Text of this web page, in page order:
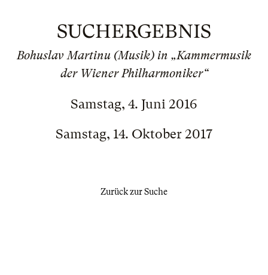
SUCHERGEBNIS
Bohuslav Martinu (Musik) in „Kammermusik
der Wiener Philharmoniker“
Samstag, 4. Juni 2016
Samstag, 14. Oktober 2017
Zurück zur Suche